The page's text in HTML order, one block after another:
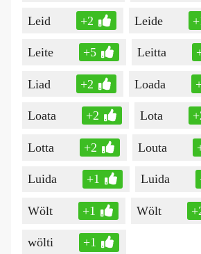
Leid +2 Leide
Leite +5 Leitta
Liad +2 Loada
Loata +2 Lota
Lotta +2 Louta
Luida +1 Luida
Wölt +1 Wölt
wölti +1